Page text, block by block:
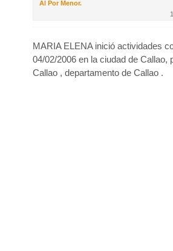
Al Por Menor.
MARIA ELENA inició actividades
04/02/2006 en la ciudad de Callao,
Callao , departamento de Callao .